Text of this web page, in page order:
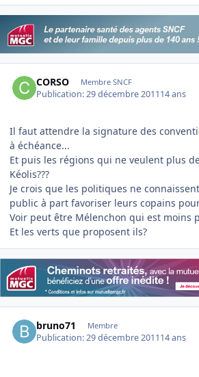
CORSO Membre SNCF
Publication:29 décembre 201114 ans
Il faut attendre la signature des
à échéance...
Et puis les régions qui ne veulent plus
Kéolis???
Je crois que les politiques ne
public à part favoriser leurs copains pour
Voir peut être Mélenchon qui est moins
Et les verts que proposent ils?
bruno71 Membre
Publication:29 décembre 201114 ans